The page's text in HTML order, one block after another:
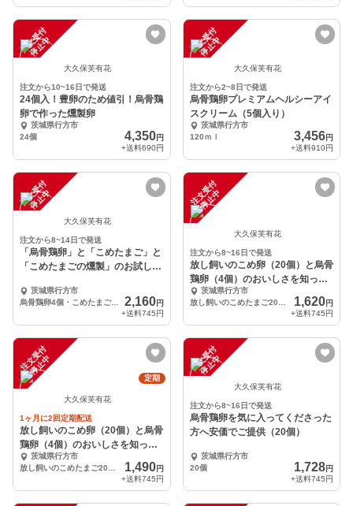
注
文
受
付
停
止
中
大久保芙有花
注文から10~16日で発送
24個入！豊卵のため値引！烏骨鶏
卵で作った燻製卵
茨城県行方市
24個
4,350円
+送料690円
注
文
受
付
停
止
中
大久保芙有花
注文から2~8日で発送
烏骨鶏卵プレミアムヘルシーアイ
スクリーム（5個入り）
茨城県行方市
120ｍｌ
3,456円
+送料910円
注
文
受
付
停
止
中
大久保芙有花
注文から8~14日で発送
「烏骨鶏卵」と「こめたまご」と
「こめたまごの燻製」のお試しセ
茨城県行方市
烏骨鶏卵4個・こめたまご6個・燻製たまご6個
2,160円
+送料745円
注
文
受
付
停
止
中
大久保芙有花
注文から8~16日で発送
放し飼いのこめ卵（20個）と烏骨
鶏卵（4個）のおいしさを知って
もらいたいセット
茨城県行方市
1,620円
+送料745円
注
文
受
付
停
止
中
定期
大久保芙有花
1ヶ月に2回定期配送
放し飼いのこめ卵（20個）と烏骨
鶏卵（4個）のおいしさを知って
もらいたいセット
茨城県行方市
1,490円
+送料745円
注
文
受
付
停
止
中
大久保芙有花
注文から8~16日で発送
烏骨鶏卵を気に入ってくださった
方へ安価でご提供（20個）
茨城県行方市
20個
1,728円
+送料745円